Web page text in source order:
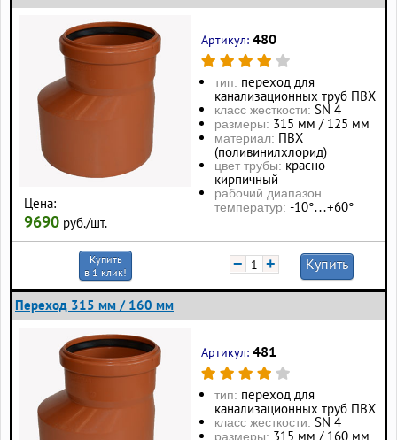
Цена:
9690 руб./шт.
Артикул: 480
тип: переход для
канализационных труб ПВХ
класс жесткости: SN 4
размеры: 315 мм / 125 мм
материал: ПВХ
(поливинилхлорид)
цвет трубы: красно-
кирпичный
рабочий диапазон
температур: -10°…+60°
Купить
в 1 клик!
− + Купить
Переход 315 мм / 160 мм
Артикул: 481
тип: переход для
канализационных труб ПВХ
класс жесткости: SN 4
размеры: 315 мм / 160 мм